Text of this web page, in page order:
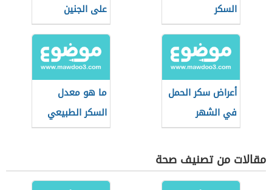
السكر
على الجنين
أعراض سكر الحمل
في الشهر
السادس
ما هو معدل
السكر الطبيعي
للحامل
مقالات من تصنيف صحة